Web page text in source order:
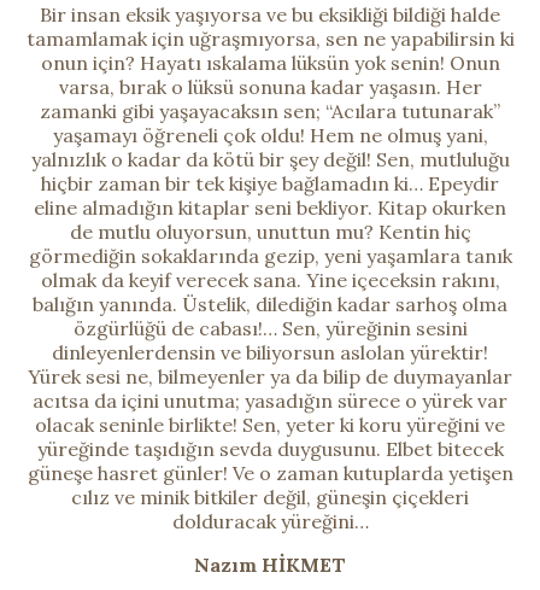
Bir insan eksik yaşıyorsa ve bu eksikliği bildiği halde
tamamlamak için uğraşmıyorsa, sen ne yapabilirsin ki
onun için? Hayatı ıskalama lüksün yok senin! Onun
varsa, bırak o lüksü sonuna kadar yaşasın. Her
zamanki gibi yaşayacaksın sen; “Acılara tutunarak”
yaşamayı öğreneli çok oldu! Hem ne olmuş yani,
yalnızlık o kadar da kötü bir şey değil! Sen, mutluluğu
hiçbir zaman bir tek kişiye bağlamadın ki… Epeydir
eline almadığın kitaplar seni bekliyor. Kitap okurken
de mutlu oluyorsun, unuttun mu? Kentin hiç
görmediğin sokaklarında gezip, yeni yaşamlara tanık
olmak da keyif verecek sana. Yine içeceksin rakını,
balığın yanında. Üstelik, dilediğin kadar sarhoş olma
özgürlüğü de cabası!… Sen, yüreğinin sesini
dinleyenlerdensin ve biliyorsun aslolan yürektir!
Yürek sesi ne, bilmeyenler ya da bilip de duymayanlar
acıtsa da içini unutma; yasadığın sürece o yürek var
olacak seninle birlikte! Sen, yeter ki koru yüreğini ve
yüreğinde taşıdığın sevda duygusunu. Elbet bitecek
güneşe hasret günler! Ve o zaman kutuplarda yetişen
cılız ve minik bitkiler değil, güneşin çiçekleri
dolduracak yüreğini…
Nazım HİKMET